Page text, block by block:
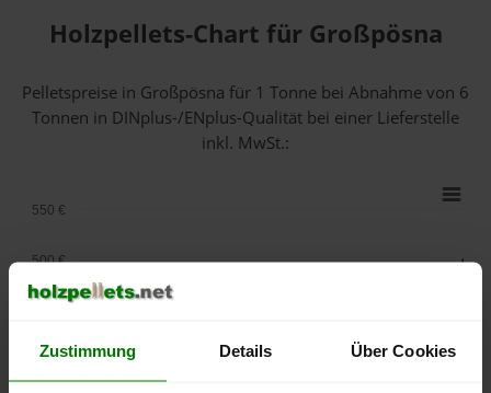
Zustimmung Details Über Cookies
Holzpellets-Chart für Großpösna
Pelletspreise in Großpösna für 1 Tonne bei Abnahmevon 6
Tonnen in DINplus-/ENplus-Qualität bei einer Lieferstelle
inkl. MwSt.:
400 €
500 €
550 €